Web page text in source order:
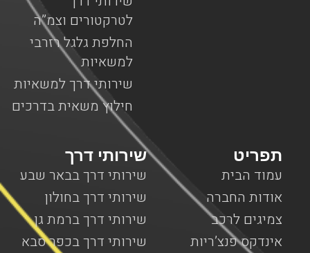
לטרקטורים וצמ”ה
החלפת גלגל רזרבי
למשאיות
שירותי דרך למשאיות
חילוץ משאית בדרכים
שירותי דרך
שירותי דרך בבאר שבע
שירותי דרך בחולון
שירותי דרך ברמת גן
שירותי דרך בכפר סבא
תפריט
עמוד הבית
אודות החברה
צמיגים לרכב
אינדקס פנצ’ריות